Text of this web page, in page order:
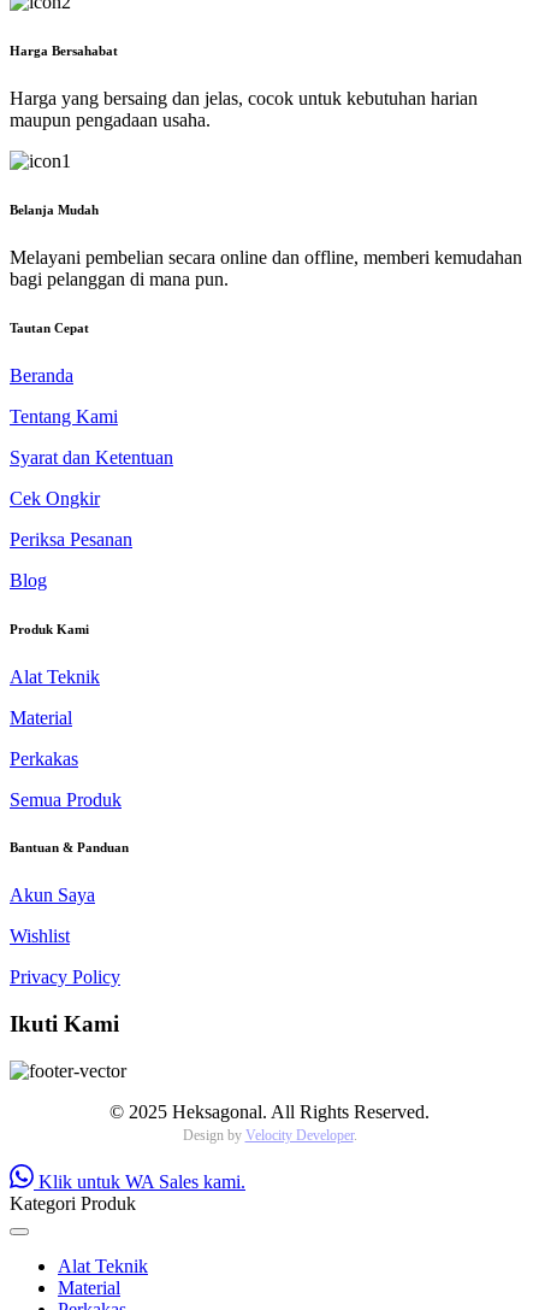
Harga Bersahabat
Harga yang bersaing dan jelas, cocok untuk kebutuhan harian
maupun pengadaan usaha.
Belanja Mudah
Melayani pembelian secara online dan offline, memberi kemudahan
bagi pelanggan di mana pun.
Tautan Cepat
Beranda
Tentang Kami
Syarat dan Ketentuan
Cek Ongkir
Periksa Pesanan
Blog
Produk Kami
Alat Teknik
Material
Perkakas
Semua Produk
Bantuan & Panduan
Akun Saya
Wishlist
Privacy Policy
Ikuti Kami
© 2025 Heksagonal. All Rights Reserved.
Design by Velocity Developer.
Klik untuk WA Sales kami.
Kategori Produk
Alat Teknik
Material